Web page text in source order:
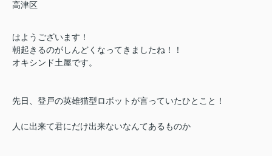
高津区
はようございます！
朝起きるのがしんどくなってきましたね！！
オキシンド土屋です。
先日、登戸の英雄猫型ロボットが言っていたひとこと！
人に出来て君にだけ出来ないなんてあるものか